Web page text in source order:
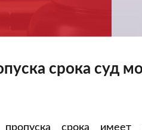
срока суд
срока имеет